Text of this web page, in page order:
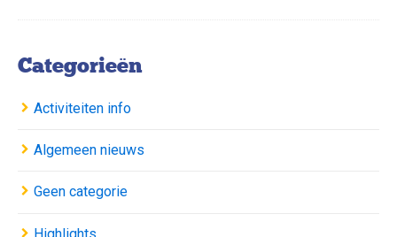
Categorieën
Activiteiten info
Algemeen nieuws
Geen categorie